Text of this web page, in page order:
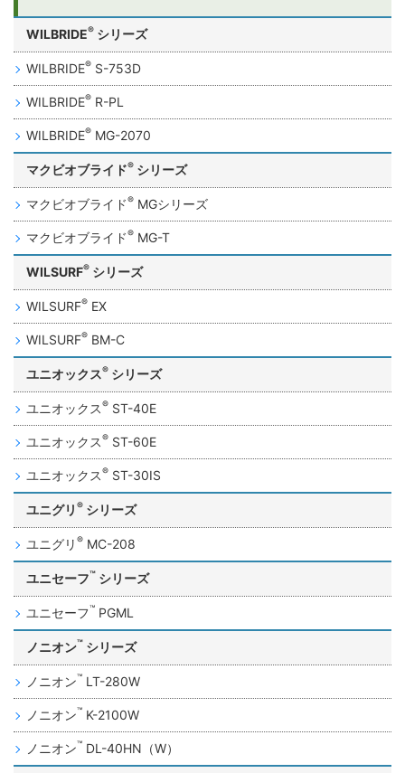
WILBRIDE® シリーズ
WILBRIDE® S-753D
WILBRIDE® R-PL
WILBRIDE® MG-2070
マクビオブライド® シリーズ
マクビオブライド® MGシリーズ
マクビオブライド® MG-T
WILSURF® シリーズ
WILSURF® EX
WILSURF® BM-C
ユニオックス® シリーズ
ユニオックス® ST-40E
ユニオックス® ST-60E
ユニオックス® ST-30IS
ユニグリ ® シリーズ
ユニグリ ® MC-208
ユニセーフ™ シリーズ
ユニセーフ™ PGML
ノニオン™ シリーズ
ノニオン™ LT-280W
ノニオン™ K-2100W
ノニオン™ DL-40HN（W）